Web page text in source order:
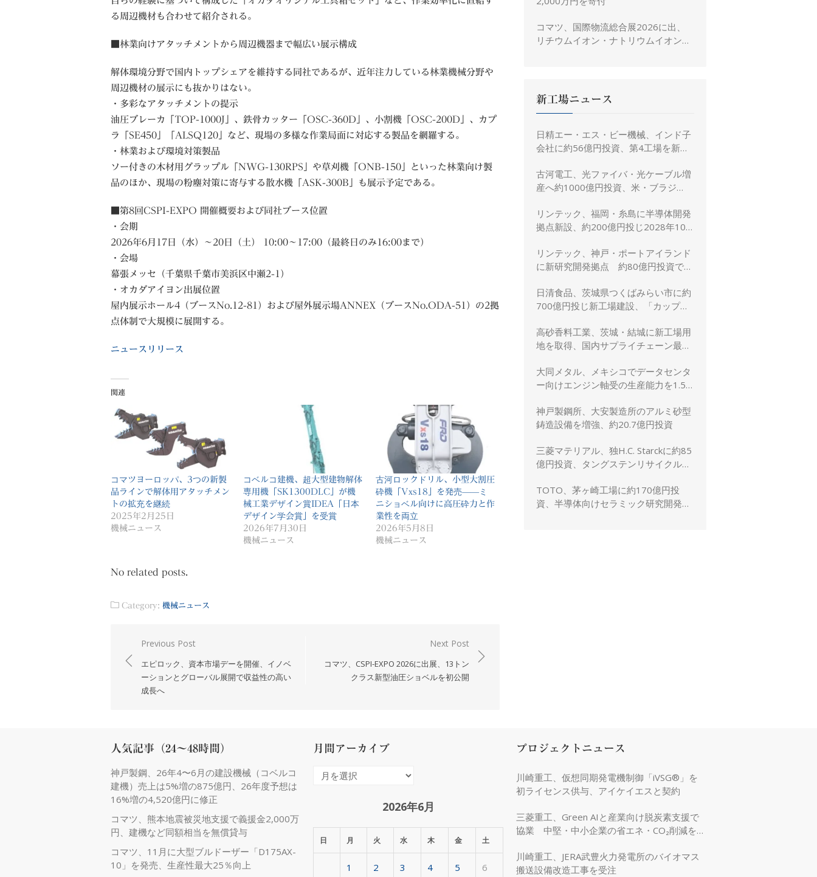
る周辺機材も合わせて紹介される。
■林業向けアタッチメントから周辺機器まで幅広い展示構成
解体環境分野で国内トップシェアを維持する同社であるが、近年注力している林業機械分野や
周辺機材の展示にも抜かりはない。
・多彩なアタッチメントの提示
油圧ブレーカ「TOP-1000J」、鉄骨カッター「OSC-360D」、小割機「OSC-200D」、カプ
ラ「SE450」「ALSQ120」など、現場の多様な作業局面に対応する製品を網羅する。
・林業および環境対策製品
ソー付きの木材用グラップル「NWG-130RPS」や草刈機「ONB-150」といった林業向け製
品のほか、現場の粉塵対策に寄与する散水機「ASK-300B」も展示予定である。
■第8回CSPI-EXPO 開催概要および同社ブース位置
・会期
2026年6月17日（水）〜20日（土） 10:00〜17:00（最終日のみ16:00まで）
・会場
幕張メッセ（千葉県千葉市美浜区中瀬2-1）
・オカダアイヨン出展位置
屋内展示ホール4（ブースNo.12-81）および屋外展示場ANNEX（ブースNo.ODA-51）の2拠
点体制で大規模に展開する。
ニュースリリース
関連
コマツヨーロッパ、3つの新製
品ラインで解体用アタッチメン
トの拡充を継続
2025年2月25日
機械ニュース
コベルコ建機、超大型建物解体
専用機「SK1300DLC」が機
械工業デザイン賞IDEA「日本
デザイン学会賞」を受賞
2026年7月30日
機械ニュース
古河ロックドリル、小型大割圧
砕機「Vxs18」を発売――ミ
ニショベル向けに高圧砕力と作
業性を両立
2026年5月8日
機械ニュース
No related posts.
Category: 機械ニュース
稿
シ
ン
Previous Post
エピロック、資本市場デーを開催、イノベ
ーションとグローバル展開で収益性の高い
成長へ
Next Post
コマツ、CSPI-EXPO 2026に出展、13トン
クラス新型油圧ショベルを初公開
コマツ、国際物流総合展2026に出、
リチウムイオン・ナトリウムイオン電
新工場ニュース
日精エー・エス・ビー機械、インド子
会社に約56億円投資、第4工場を新設
古河電工、光ファイバ・光ケーブル増
産へ約1000億円投資、米・ブラジ
リンテック、福岡・糸島に半導体開発
拠点新設、約200億円投じ2028年10
リンテック、神戸・ポートアイランド
に新研究開発拠点 約80億円投資で新
日清食品、茨城県つくばみらい市に約
700億円投じ新工場建設、「カップヌ
高砂香料工業、茨城・結城に新工場用
地を取得、国内サプライチェーン最適
大同メタル、メキシコでデータセンタ
ー向けエンジン軸受の生産能力を1.5
神戸製鋼所、大安製造所のアルミ砂型
鋳造設備を増強、約20.7億円投資
三菱マテリアル、独H.C. Starckに約85
億円投資、タングステンリサイクル能
TOTO、茅ヶ崎工場に約170億円投
資、半導体向けセラミック研究開発棟
人気記事（24～48時間）
神戸製鋼、26年4〜6月の建設機械（コベルコ
建機）売上は5%増の875億円、26年度予想は
16%増の4,520億円に修正
コマツ、熊本地震被災地支援で義援金2,000万
円、建機など同額相当を無償貸与
コマツ、11月に大型ブルドーザー「D175AX-
10」を発売、生産性最大25％向上
月間アーカイブ
カ
イ
2026年6月
日 月 火 水 木 金 土
1 2 3 4 5 6
プロジェクトニュース
川崎重工、仮想同期発電機制御「iVSG®」を
初ライセンス供与、アイケイエスと契約
三菱重工、Green AIと産業向け脱炭素支援で
協業 中堅・中小企業の省エネ・CO₂削減を強
川崎重工、JERA武豊火力発電所のバイオマス
搬送設備改造工事を受注